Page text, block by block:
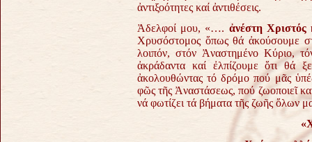
ἀντιξοότητες καί ἀντιθέσεις.
Ἀδελφοί μου, «…. ἀνέστη Χριστός
Χρυσόστομος ὅπως θά ἀκούσουμε
λοιπόν, στόν Ἀναστημένο Κύριο,
ἀκράδαντα καί ἐλπίζουμε ὅτι θά
ἀκολουθώντας τό δρόμο πού μᾶς
φῶς τῆς Ἀναστάσεως, πού ζωοποιεῖ
νά φωτίζει τά βήματα τῆς ζωῆς ὅλων